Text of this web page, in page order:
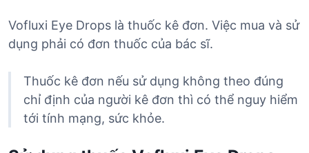
Vofluxi Eye Drops là thuốc kê đơn. Việc mua và sử
dụng phải có đơn thuốc của bác sĩ.
Thuốc kê đơn nếu sử dụng không theo đúng
chỉ định của người kê đơn thì có thể nguy hiểm
tới tính mạng, sức khỏe.